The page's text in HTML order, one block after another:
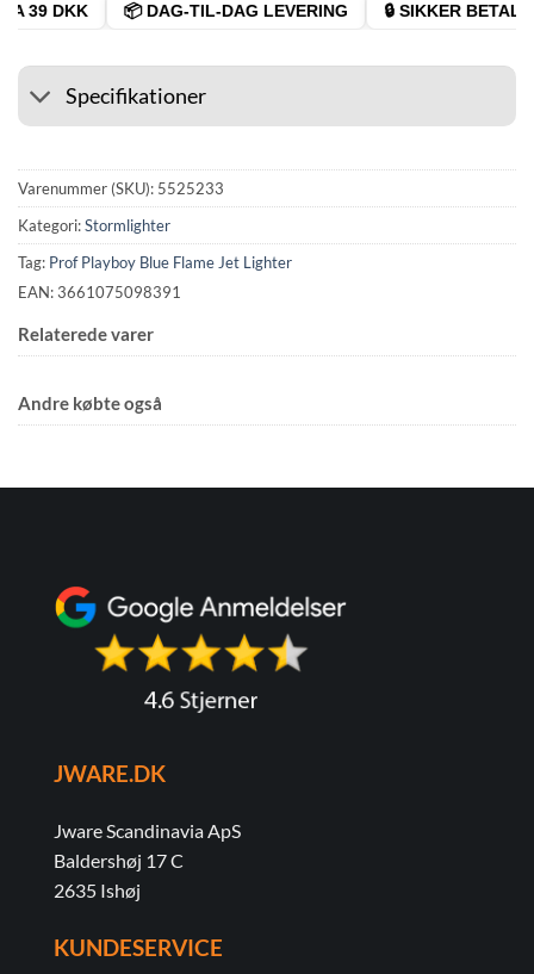
39 DKK 📦 DAG-TIL-DAG LEVERING 🔒 SIKKER BETALING
Specifikationer
Varenummer (SKU): 5525233
Kategori:Stormlighter
Tag: Prof Playboy Blue Flame Jet Lighter
EAN: 3661075098391
Relaterede varer
Andre købte også
JWARE.DK
Jware Scandinavia ApS
Baldershøj 17 C
2635 Ishøj
KUNDESERVICE